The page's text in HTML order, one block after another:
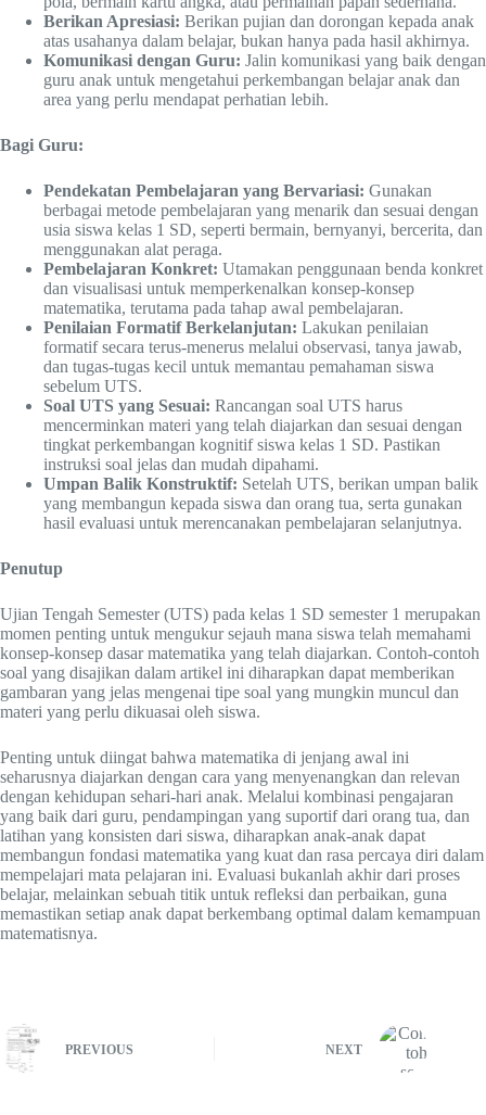
Berikan Apresiasi: Berikan pujian dan dorongan kepada anak
atas usahanya dalam belajar, bukan hanya pada hasil akhirnya.
Komunikasi dengan Guru: Jalin komunikasi yang baik dengan
guru anak untuk mengetahui perkembangan belajar anak dan
area yang perlu mendapat perhatian lebih.
Bagi Guru:
Pendekatan Pembelajaran yang Bervariasi: Gunakan
berbagai metode pembelajaran yang menarik dan sesuai dengan
usia siswa kelas 1 SD, seperti bermain, bernyanyi, bercerita, dan
menggunakan alat peraga.
Pembelajaran Konkret: Utamakan penggunaan benda konkret
dan visualisasi untuk memperkenalkan konsep-konsep
matematika, terutama pada tahap awal pembelajaran.
Penilaian Formatif Berkelanjutan: Lakukan penilaian
formatif secara terus-menerus melalui observasi, tanya jawab,
dan tugas-tugas kecil untuk memantau pemahaman siswa
sebelum UTS.
Soal UTS yang Sesuai: Rancangan soal UTS harus
mencerminkan materi yang telah diajarkan dan sesuai dengan
tingkat perkembangan kognitif siswa kelas 1 SD. Pastikan
instruksi soal jelas dan mudah dipahami.
Umpan Balik Konstruktif: Setelah UTS, berikan umpan balik
yang membangun kepada siswa dan orang tua, serta gunakan
hasil evaluasi untuk merencanakan pembelajaran selanjutnya.
Penutup
Ujian Tengah Semester (UTS) pada kelas 1 SD semester 1 merupakan
momen penting untuk mengukur sejauh mana siswa telah memahami
konsep-konsep dasar matematika yang telah diajarkan. Contoh-contoh
soal yang disajikan dalam artikel ini diharapkan dapat memberikan
gambaran yang jelas mengenai tipe soal yang mungkin muncul dan
materi yang perlu dikuasai oleh siswa.
Penting untuk diingat bahwa matematika di jenjang awal ini
seharusnya diajarkan dengan cara yang menyenangkan dan relevan
dengan kehidupan sehari-hari anak. Melalui kombinasi pengajaran
yang baik dari guru, pendampingan yang suportif dari orang tua, dan
latihan yang konsisten dari siswa, diharapkan anak-anak dapat
membangun fondasi matematika yang kuat dan rasa percaya diri dalam
mempelajari mata pelajaran ini. Evaluasi bukanlah akhir dari proses
belajar, melainkan sebuah titik untuk refleksi dan perbaikan, guna
memastikan setiap anak dapat berkembang optimal dalam kemampuan
matematisnya.
PREVIOUS NEXT